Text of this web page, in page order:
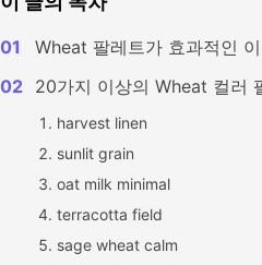
Wheat 팔레트가 효과적인
20가지 이상의 Wheat 컬러
harvest linen
sunlit grain
oat milk minimal
terracotta field
sage wheat calm